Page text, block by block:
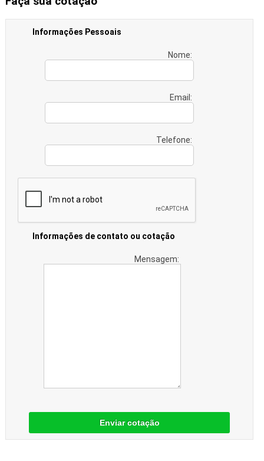
Informações Pessoais
Nome:
Email:
Telefone:
Informações de contato ou cotação
Mensagem:
Enviar cotação